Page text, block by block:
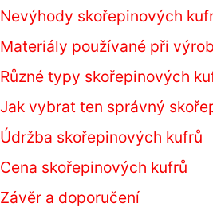
Nevýhody skořepinových
Materiály používané při
Různé typy skořepinových
Jak vybrat ten správný
Údržba skořepinových kufrů
Cena skořepinových kufrů
Závěr a doporučení